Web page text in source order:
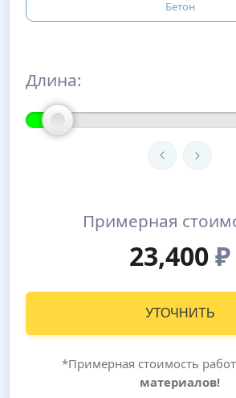
Бетон
Длина:
Примерная
23,400₽
УТОЧНИТЬ
*Примерная стоимость работ
материалов!